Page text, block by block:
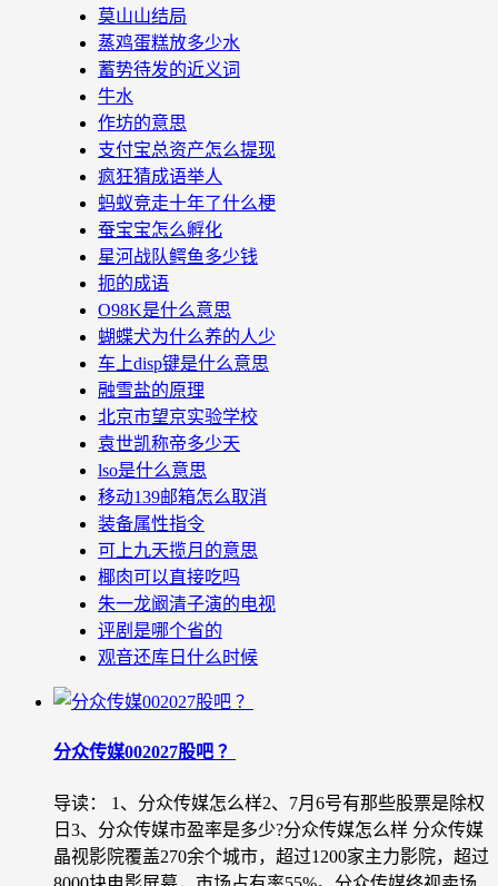
莫山山结局
蒸鸡蛋糕放多少水
蓄势待发的近义词
牛水
作坊的意思
支付宝总资产怎么提现
疯狂猜成语举人
蚂蚁竞走十年了什么梗
蚕宝宝怎么孵化
星河战队鳄鱼多少钱
扼的成语
O98K是什么意思
蝴蝶犬为什么养的人少
车上disp键是什么意思
融雪盐的原理
北京市望京实验学校
袁世凯称帝多少天
lso是什么意思
移动139邮箱怎么取消
装备属性指令
可上九天揽月的意思
椰肉可以直接吃吗
朱一龙阚清子演的电视
评剧是哪个省的
观音还库日什么时候
分众传媒002027股吧 ？
导读： 1、分众传媒怎么样2、7月6号有那些股票是除权
日3、分众传媒市盈率是多少?分众传媒怎么样 分众传媒
晶视影院覆盖270余个城市，超过1200家主力影院，超过